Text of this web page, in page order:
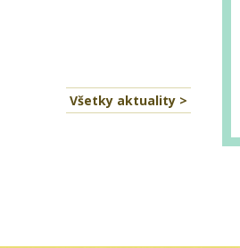
Všetky aktuality >